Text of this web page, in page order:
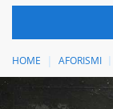
HOME AFORISMI